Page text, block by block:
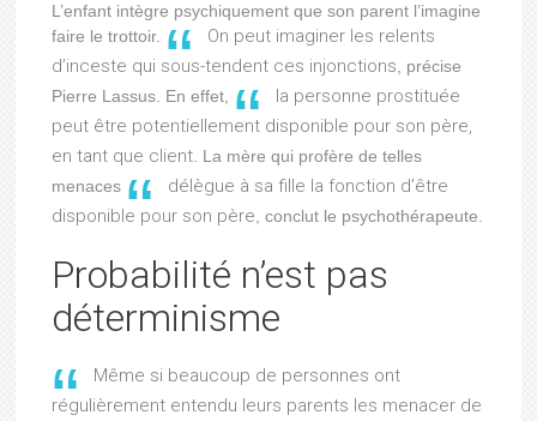
L’enfant intègre psychiquement que son parent l’imagine
faire le trottoir.
On peut imaginer les relents
d’inceste qui sous-tendent ces injonctions , précise
Pierre Lassus. En effet,
la personne prostituée
peut être potentiellement disponible pour son père,
en tant que client . La mère qui profère de telles
menaces
délègue à sa fille la fonction d’être
disponible pour son père , conclut le psychothérapeute.
Probabilité n’est pas
déterminisme
Même si beaucoup de personnes ont
régulièrement entendu leurs parents les menacer de